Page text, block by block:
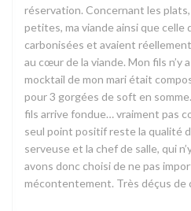
réservation. Concernant les
petites, ma viande ainsi que celle
carbonisées et avaient
au cœur de la viande. Mon fils n’y
mocktail de mon mari était
pour 3 gorgées de soft en
fils arrive fondue… vraiment pas
seul point positif reste la qualité
serveuse et la chef de salle, qui
avons donc choisi de ne pas
mécontentement. Très déçus de